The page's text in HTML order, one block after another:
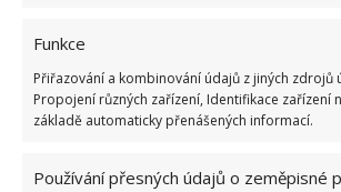
Funkce
Přiřazování a kombinování údajů z jiných zdrojů
Propojení různých zařízení, Identifikace zařízení
základě automaticky přenášených informací.
Používání přesných údajů o zeměpisné